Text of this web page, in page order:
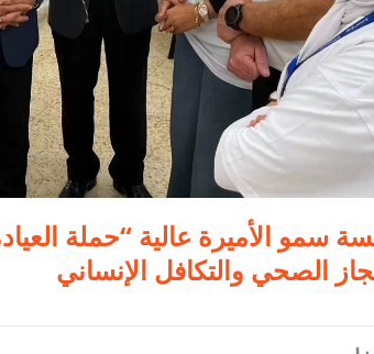
سمو الأميرة عالية “حملة